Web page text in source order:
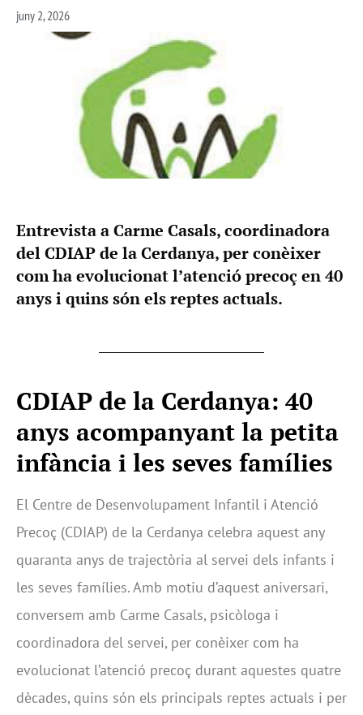
juny 2, 2026
Entrevista a Carme Casals, coordinadora
del CDIAP de la Cerdanya, per conèixer
com ha evolucionat l’atenció precoç en 40
anys i quins són els reptes actuals.
CDIAP de la Cerdanya: 40
anys acompanyant la petita
infància i les seves famílies
El Centre de Desenvolupament Infantil i Atenció
Precoç (CDIAP) de la Cerdanya celebra aquest any
quaranta anys de trajectòria al servei dels infants i
les seves famílies. Amb motiu d’aquest aniversari,
conversem amb Carme Casals, psicòloga i
coordinadora del servei, per conèixer com ha
evolucionat l’atenció precoç durant aquestes quatre
dècades, quins són els principals reptes actuals i per